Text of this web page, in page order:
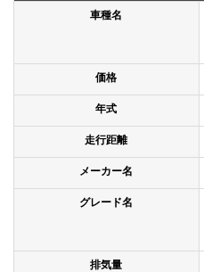
車種名
価格
年式
走行距離
メーカー名
グレード名
排気量